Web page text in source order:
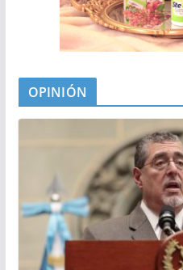
OPINIÓN